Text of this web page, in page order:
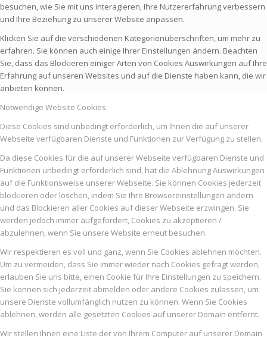
besuchen, wie Sie mit uns interagieren, Ihre Nutzererfahrung verbessern
und Ihre Beziehung zu unserer Website anpassen.
Klicken Sie auf die verschiedenen Kategorienüberschriften, um mehr zu
erfahren. Sie können auch einige Ihrer Einstellungen ändern. Beachten
Sie, dass das Blockieren einiger Arten von Cookies Auswirkungen auf Ihre
Erfahrung auf unseren Websites und auf die Dienste haben kann, die wir
anbieten können.
Notwendige Website Cookies
Diese Cookies sind unbedingt erforderlich, um Ihnen die auf unserer
Webseite verfügbaren Dienste und Funktionen zur Verfügung zu stellen.
Da diese Cookies für die auf unserer Webseite verfügbaren Dienste und
Funktionen unbedingt erforderlich sind, hat die Ablehnung Auswirkungen
auf die Funktionsweise unserer Webseite. Sie können Cookies jederzeit
blockieren oder löschen, indem Sie Ihre Browsereinstellungen ändern
und das Blockieren aller Cookies auf dieser Webseite erzwingen. Sie
werden jedoch immer aufgefordert, Cookies zu akzeptieren /
abzulehnen, wenn Sie unsere Website erneut besuchen.
Wir respektieren es voll und ganz, wenn Sie Cookies ablehnen möchten.
Um zu vermeiden, dass Sie immer wieder nach Cookies gefragt werden,
erlauben Sie uns bitte, einen Cookie für Ihre Einstellungen zu speichern.
Sie können sich jederzeit abmelden oder andere Cookies zulassen, um
unsere Dienste vollumfänglich nutzen zu können. Wenn Sie Cookies
ablehnen, werden alle gesetzten Cookies auf unserer Domain entfernt.
Wir stellen Ihnen eine Liste der von Ihrem Computer auf unserer Domain